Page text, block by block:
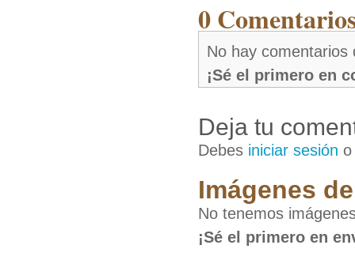
0
No hay comentarios
¡Sé el primero en
Deja tu
Debes iniciar sesión
Imágenes
No tenemos
¡Sé el primero en